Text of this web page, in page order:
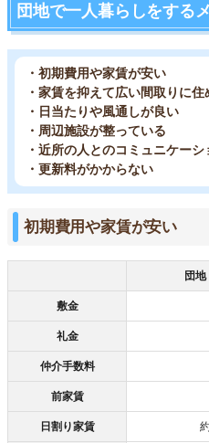
団地で一人暮らしをする
・初期費用や家賃が安い
・家賃を抑えて広い間取りに住
・日当たりや風通しが良い
・周辺施設が整っている
・近所の人とのコミュニケー
・更新料がかからない
初期費用や家賃が安い
団地
敷金
礼金
仲介手数料
前家賃
日割り家賃